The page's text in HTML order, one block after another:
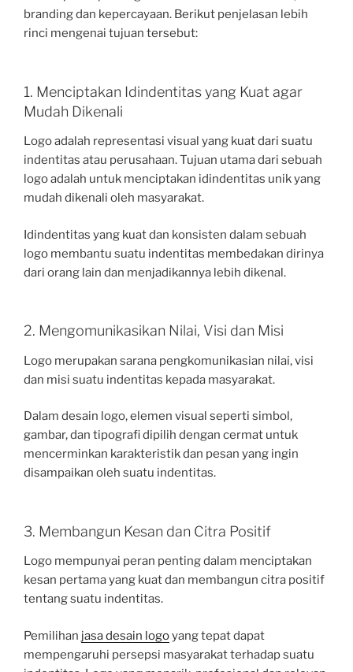
branding dan kepercayaan. Berikut penjelasan lebih
rinci mengenai tujuan tersebut:
1. Menciptakan Idindentitas yang Kuat agar
Mudah Dikenali
Logo adalah representasi visual yang kuat dari suatu
indentitas atau perusahaan. Tujuan utama dari sebuah
logo adalah untuk menciptakan idindentitas unik yang
mudah dikenali oleh masyarakat.
Idindentitas yang kuat dan konsisten dalam sebuah
logo membantu suatu indentitas membedakan dirinya
dari orang lain dan menjadikannya lebih dikenal.
2. Mengomunikasikan Nilai, Visi dan Misi
Logo merupakan sarana pengkomunikasian nilai, visi
dan misi suatu indentitas kepada masyarakat.
Dalam desain logo, elemen visual seperti simbol,
gambar, dan tipografi dipilih dengan cermat untuk
mencerminkan karakteristik dan pesan yang ingin
disampaikan oleh suatu indentitas.
3. Membangun Kesan dan Citra Positif
Logo mempunyai peran penting dalam menciptakan
kesan pertama yang kuat dan membangun citra positif
tentang suatu indentitas.
Pemilihan jasa desain logoyang tepat dapat
mempengaruhi persepsi masyarakat terhadap suatu